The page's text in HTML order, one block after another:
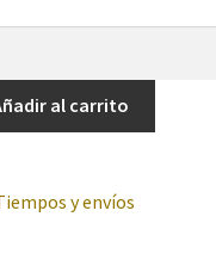
al carrito
y envíos